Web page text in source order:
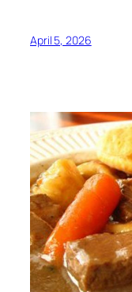
April 5, 2026